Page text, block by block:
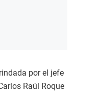
por el jefe
Raúl Roque